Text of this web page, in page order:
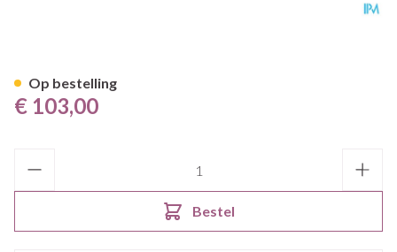
€ 103,00
Bestel
Op bestelling